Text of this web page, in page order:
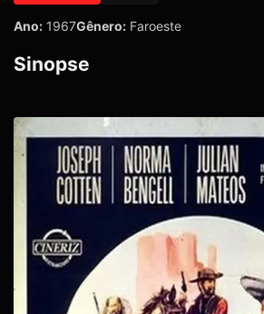
Ano: 1967Gênero: Faroeste
Sinopse